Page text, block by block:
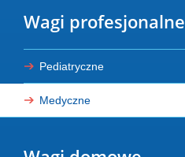
Wagi profesjonalne
Pediatryczne
Medyczne